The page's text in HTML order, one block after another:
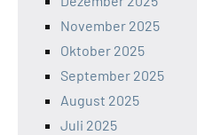
November 2025
Oktober 2025
September 2025
August 2025
Juli 2025